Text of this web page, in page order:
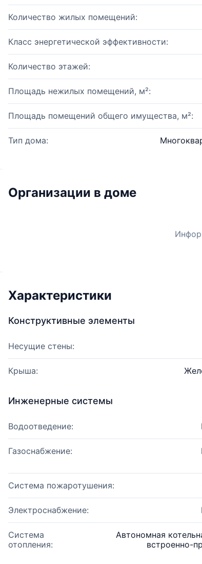
Количество жилых помещений:
Класс энергетической эффективности:
Количество этажей:
Площадь нежилых помещений, м²:
Площадь помещений общего имущества, м²:
Тип дома:
Организации в доме
Характеристики
Конструктивные элементы
Несущие стены:
Крыша:
Инженерные системы
Водоотведение:
Газоснабжение:
Система пожаротушения:
Электроснабжение:
Система
отопления:
Автономная
встроенно-